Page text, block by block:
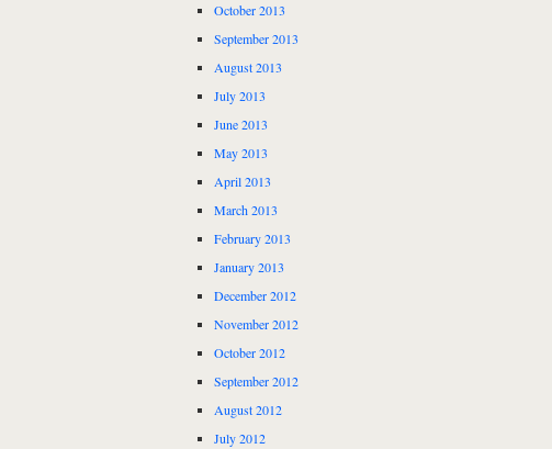
October 2013
September 2013
August 2013
July 2013
June 2013
May 2013
April 2013
March 2013
February 2013
January 2013
December 2012
November 2012
October 2012
September 2012
August 2012
July 2012